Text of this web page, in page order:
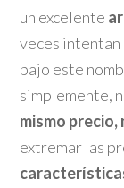
un excelente
veces intentan
bajo este
simplemente,
mismo precio,
extremar las